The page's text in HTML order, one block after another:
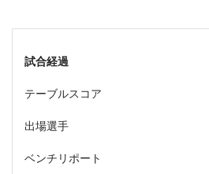
試合経過
テーブルスコア
出場選手
ベンチリポート